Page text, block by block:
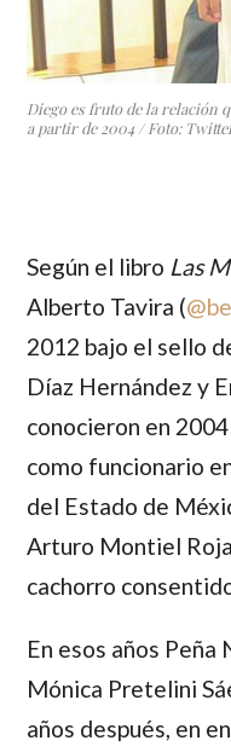
Diego es fruto de la relación
a partir de 2004 / Foto:
Según el libro Las
Alberto Tavira (
2012 bajo el sello
Díaz Hernández y
conocieron en
como funcionario
del Estado de
Arturo Montiel
cachorro
En esos años Peña
Mónica Pretelini
años después, en